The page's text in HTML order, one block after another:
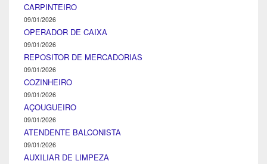
CARPINTEIRO
09/01/2026
OPERADOR DE CAIXA
09/01/2026
REPOSITOR DE MERCADORIAS
09/01/2026
COZINHEIRO
09/01/2026
AÇOUGUEIRO
09/01/2026
ATENDENTE BALCONISTA
09/01/2026
AUXILIAR DE LIMPEZA